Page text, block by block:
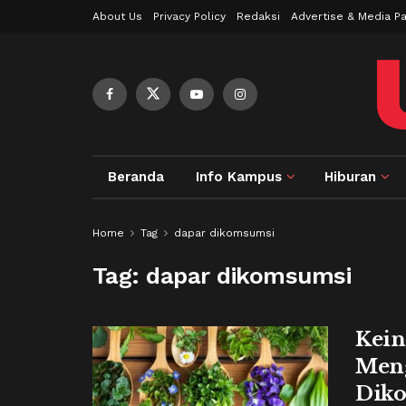
About Us Privacy Policy Redaksi Advertise & Media
Beranda Info Kampus Hiburan
Home Tag dapar dikomsumsi
Tag: dapar dikomsumsi